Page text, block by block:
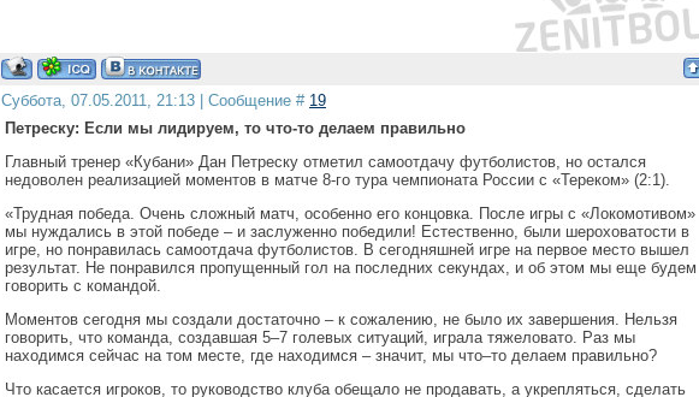
Суббота, 07.05.2011, 21:13 | Сообщение # 19
Петреску: Если мы лидируем, то что-то делаем правильно
Главный тренер «Кубани» Дан Петреску отметил самоотдачу футболистов, но остался
недоволен реализацией моментов в матче 8-го тура чемпионата России с «Тереком» (2:1).
«Трудная победа. Очень сложный матч, особенно его концовка. После игры с «Локомотивом»
мы нуждались в этой победе – и заслуженно победили! Естественно, были шероховатости в
игре, но понравилась самоотдача футболистов. В сегодняшней игре на первое место вышел
результат. Не понравился пропущенный гол на последних секундах, и об этом мы еще будем
говорить с командой.
Моментов сегодня мы создали достаточно – к сожалению, не было их завершения. Нельзя
говорить, что команда, создавшая 5–7 голевых ситуаций, играла тяжеловато. Раз мы
находимся сейчас на том месте, где находимся – значит, мы что–то делаем правильно?
Что касается игроков, то руководство клуба обещало не продавать, а укрепляться, сделать